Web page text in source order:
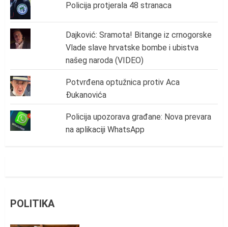
Policija protjerala 48 stranaca
Dajković: Sramota! Bitange iz crnogorske
Vlade slave hrvatske bombe i ubistva
našeg naroda (VIDEO)
Potvrđena optužnica protiv Aca
Đukanovića
Policija upozorava građane: Nova prevara
na aplikaciji WhatsApp
POLITIKA